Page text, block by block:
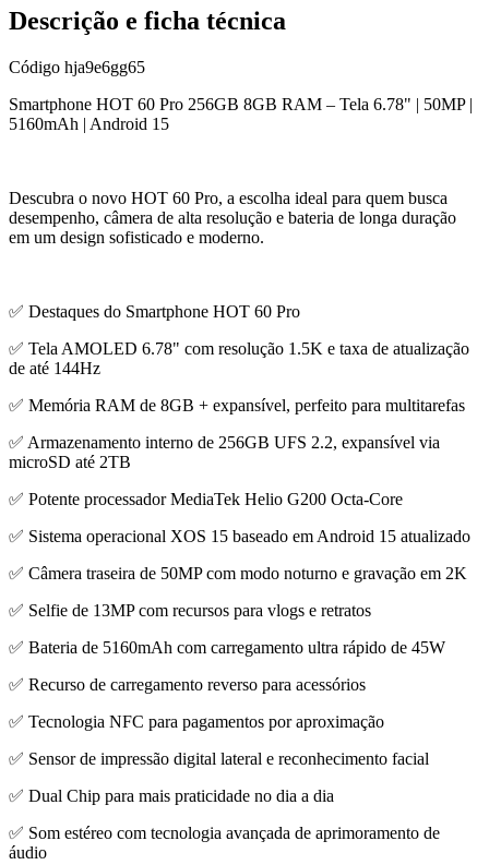
Descrição e ficha técnica
Código hja9e6gg65
Smartphone HOT 60 Pro 256GB 8GB RAM – Tela 6.78" | 50MP |
5160mAh | Android 15
Descubra o novo HOT 60 Pro, a escolha ideal para quem busca
desempenho, câmera de alta resolução e bateria de longa duração
em um design sofisticado e moderno.
✅ Destaques do Smartphone HOT 60 Pro
✅ Tela AMOLED 6.78" com resolução 1.5K e taxa de atualização
de até 144Hz
✅ Memória RAM de 8GB + expansível, perfeito para multitarefas
✅ Armazenamento interno de 256GB UFS 2.2, expansível via
microSD até 2TB
✅ Potente processador MediaTek Helio G200 Octa-Core
✅ Sistema operacional XOS 15 baseado em Android 15 atualizado
✅ Câmera traseira de 50MP com modo noturno e gravação em 2K
✅ Selfie de 13MP com recursos para vlogs e retratos
✅ Bateria de 5160mAh com carregamento ultra rápido de 45W
✅ Recurso de carregamento reverso para acessórios
✅ Tecnologia NFC para pagamentos por aproximação
✅ Sensor de impressão digital lateral e reconhecimento facial
✅ Dual Chip para mais praticidade no dia a dia
✅ Som estéreo com tecnologia avançada de aprimoramento de
áudio